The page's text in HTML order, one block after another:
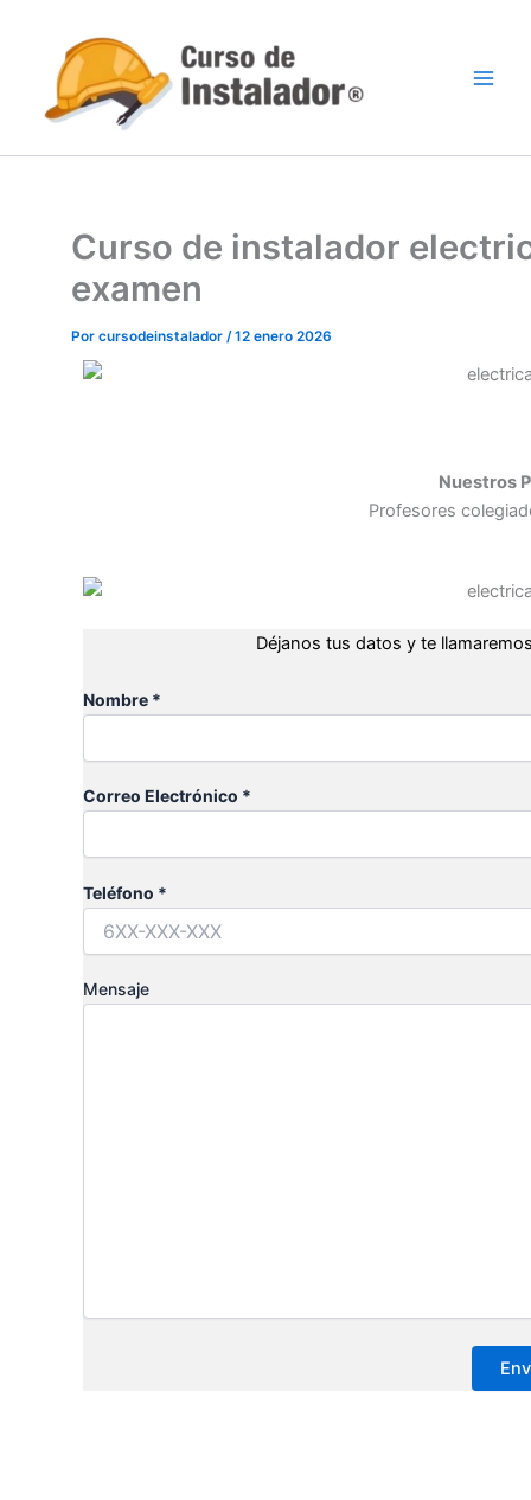
contenido
Curso de instalador
examen
Por cursodeinstalador /12 enero 2026
Nuestros
Profesores
Déjanos tus datos y te
Nombre *
Correo Electrónico *
Teléfono *
Mensaje